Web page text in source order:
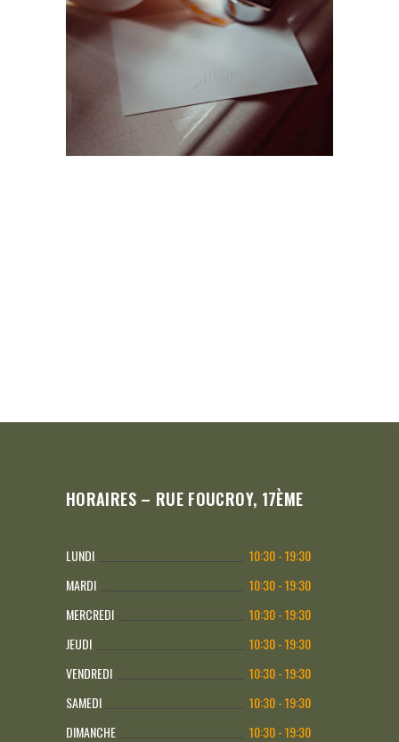
HORAIRES – RUE FOUCROY, 17ÈME
LUNDI
10:30 - 19:30
MARDI
10:30 - 19:30
MERCREDI
10:30 - 19:30
JEUDI
10:30 - 19:30
VENDREDI
10:30 - 19:30
SAMEDI
10:30 - 19:30
DIMANCHE
10:30 - 19:30